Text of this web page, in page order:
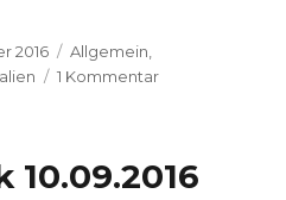
2016 Kategorien
Allgemein
1 Kommentarzu
10.09.2016